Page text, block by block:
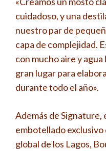
cuidadoso, y una
nuestro par de
capa de complejidad.
con mucho aire y
gran lugar para
durante todo el año».
Además de Signature,
embotellado exclusivo
global de los Lagos,